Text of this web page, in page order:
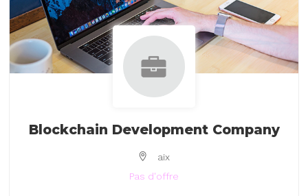
Blockchain Development Company
aix
Pas d'offre